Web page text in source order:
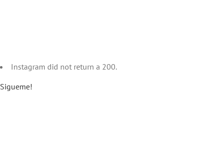
Instagram did not return a 200.
Sigueme!